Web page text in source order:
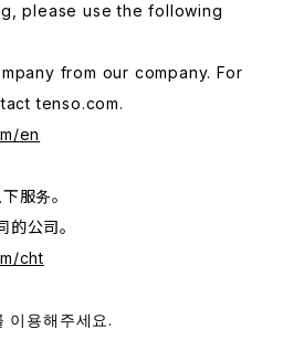
please use the following
from our company. For
tenso.com.
en
服务。
公司。
cht
이용해주세요.